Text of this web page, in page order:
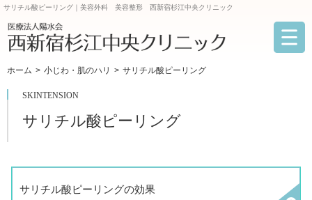
サリチル酸ピーリング｜美容外科 美容整形 西新宿杉江中央クリニック
ホーム 小じわ・肌のハリ サリチル酸ピーリング
SKINTENSION
サリチル酸ピーリング
サリチル酸ピーリングの効果